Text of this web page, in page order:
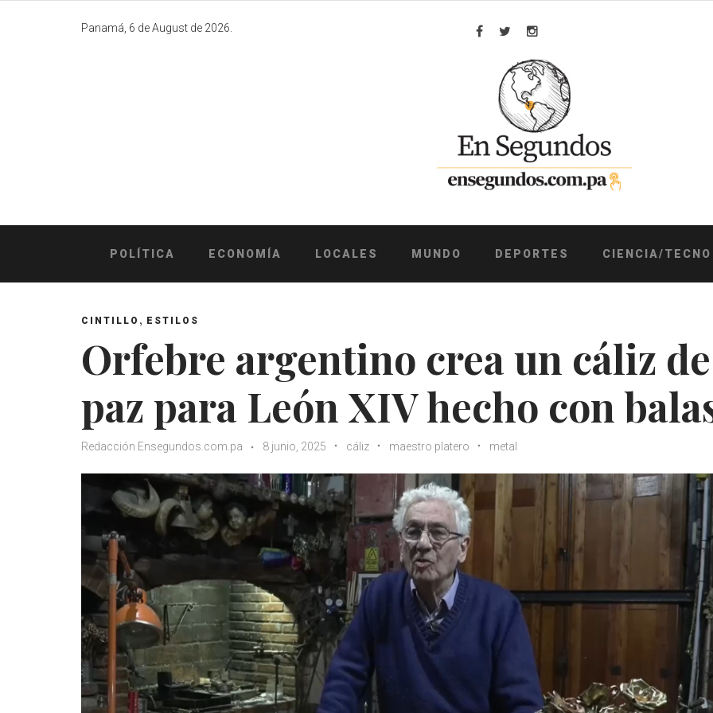
Panamá, 6 de August de 2026.
Facebook
TwitterInstagram
POLÍTICA ECONOMÍA LOCALES MUNDO DEPORTES CIENCIA/TECNO
CINTILLO , ESTILOS
Orfebre argentino crea un cáliz
paz para León XIV hecho con
Redacción Ensegundos.com.pa 8 junio, 2025 cáliz maestro platero metal